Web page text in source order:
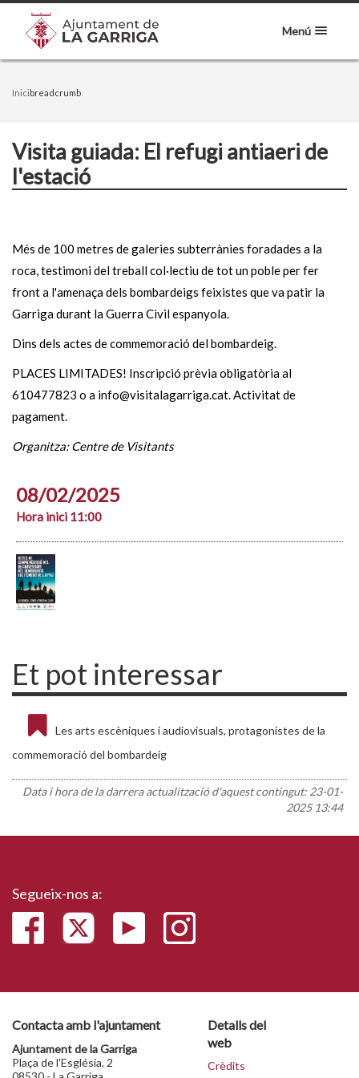
Menú
Inicibreadcrumb
Visita guiada: El refugi antiaeri de
l'estació
Més de 100 metres de galeries subterrànies foradades a la
roca, testimoni del treball col·lectiu de tot un poble per fer
front a l'amenaça dels bombardeigs feixistes que va patir la
Garriga durant la Guerra Civil espanyola.
Dins dels actes de commemoració del bombardeig.
PLACES LIMITADES! Inscripció prèvia obligatòria al
610477823 o a info@visitalagarriga.cat. Activitat de
pagament.
Organitza: Centre de Visitants
08/02/2025
Hora inici 11:00
Et pot interessar
Les arts escèniques i audiovisuals, protagonistes de la
commemoració del bombardeig
Data i hora de la darrera actualització d'aquest contingut: 23-01-
2025 13:44
Segueix-nos a:
Contacta amb l'ajuntament
Ajuntament de la Garriga
Plaça de l'Església, 2
Detalls del
web
Crèdits